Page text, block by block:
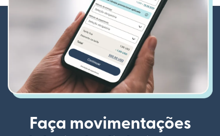
Faça movimentações